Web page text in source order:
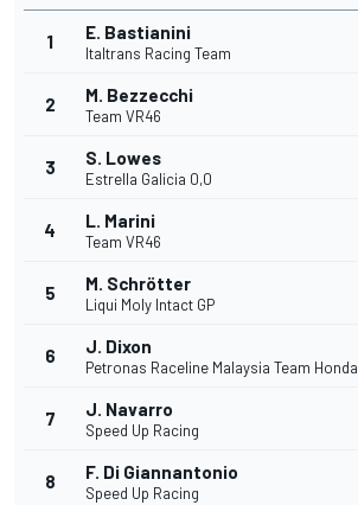
1 E. Bastianini
Italtrans Racing Team
2 M. Bezzecchi
Team VR46
3 S. Lowes
Estrella Galicia 0,0
4 L. Marini
Team VR46
5 M. Schrötter
Liqui Moly Intact GP
6 J. Dixon
Petronas Raceline Malaysia Team Honda
7 J. Navarro
Speed Up Racing
8 F. Di Giannantonio
Speed Up Racing